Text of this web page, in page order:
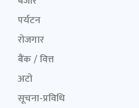
पर्यटन
रोजगार
बैंक / वित्त
अटो
सूचना-प्रविधि